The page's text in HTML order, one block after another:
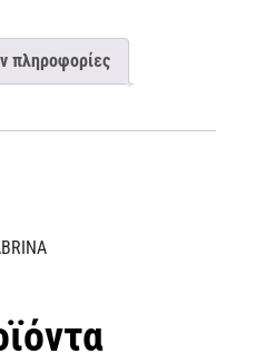
πληροφορίες